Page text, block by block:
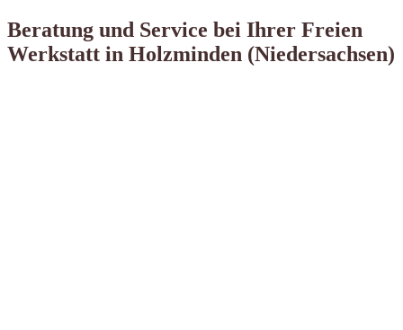
Beratung und Service bei Ihrer Freien
Werkstatt in Holzminden (Niedersachsen)